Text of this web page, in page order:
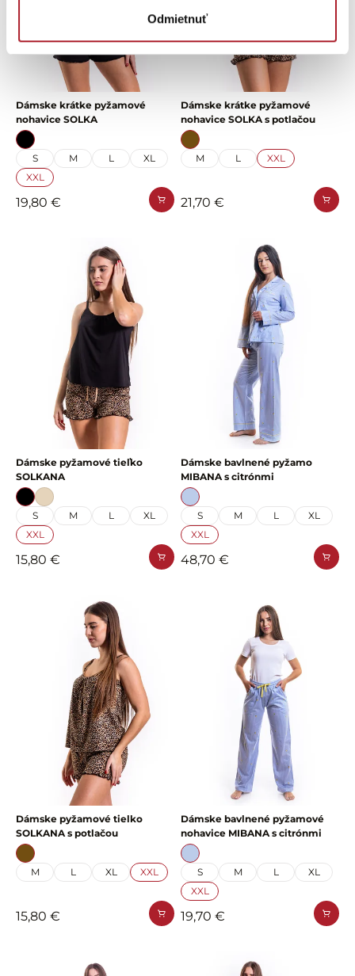
Odmietnuť
Dámske krátke pyžamové
nohavice SOLKA
S M L
XL
XXL
19,80 €
Dámske krátke pyžamové
nohavice SOLKA s potlačou
M L XXL
21,70 €
Dámske pyžamové tieľko
SOLKANA
S M L
XL
XXL
15,80 €
Dámske bavlnené pyžamo
MIBANA s citrónmi
S M L
XL
XXL
48,70 €
Dámske pyžamové tielko
SOLKANA s potlačou
M L XL XXL
15,80 €
Dámske bavlnené pyžamové
nohavice MIBANA s citrónmi
S M L
XL
XXL
19,70 €